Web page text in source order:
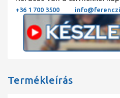
+36 1 700 3500
Termékleírás